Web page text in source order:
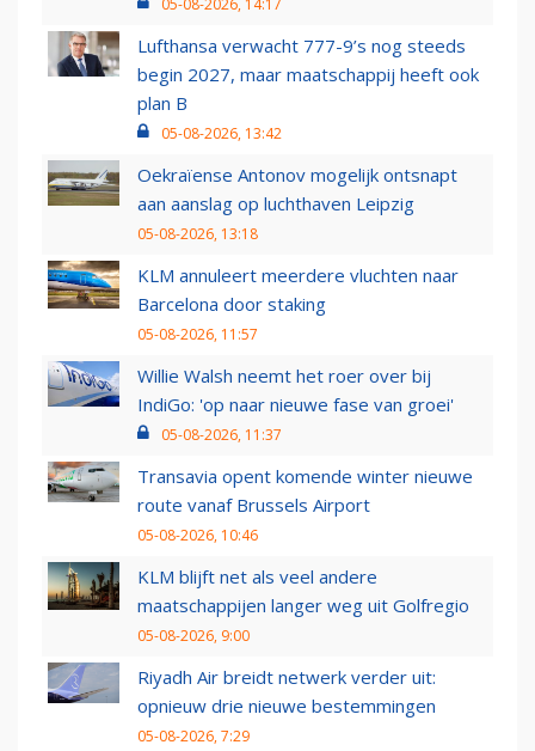
05-08-2026, 14:17
Lufthansa verwacht 777-9’s nog steeds
begin 2027, maar maatschappij heeft ook
plan B
05-08-2026, 13:42
Oekraïense Antonov mogelijk ontsnapt
aan aanslag op luchthaven Leipzig
05-08-2026, 13:18
KLM annuleert meerdere vluchten naar
Barcelona door staking
05-08-2026, 11:57
Willie Walsh neemt het roer over bij
IndiGo: 'op naar nieuwe fase van groei'
05-08-2026, 11:37
Transavia opent komende winter nieuwe
route vanaf Brussels Airport
05-08-2026, 10:46
KLM blijft net als veel andere
maatschappijen langer weg uit Golfregio
05-08-2026, 9:00
Riyadh Air breidt netwerk verder uit:
opnieuw drie nieuwe bestemmingen
05-08-2026, 7:29